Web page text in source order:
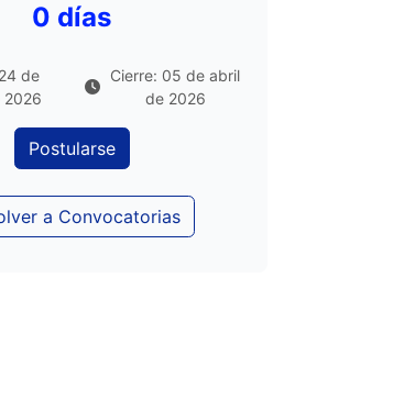
0 días
de
2026
Cierre: 05 de abril
de 2026
Postularse
a Convocatorias